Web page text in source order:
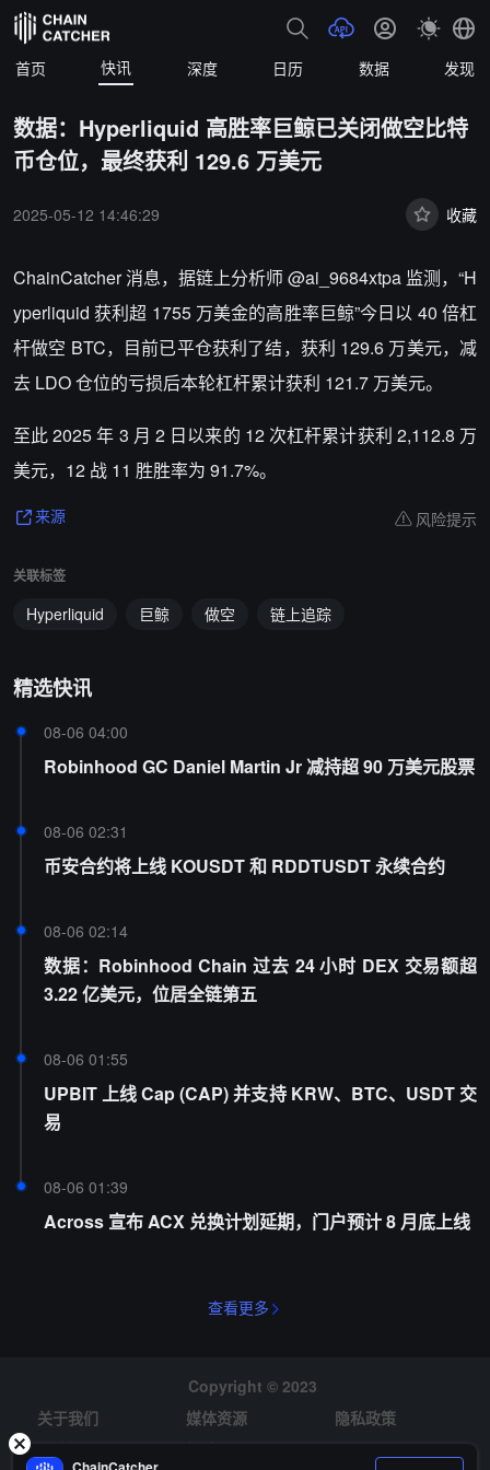
首页 快讯 深度 日历 数据 发现
数据：Hyperliquid 高胜率巨鲸已关闭做空比特
币仓位，最终获利 129.6 万美元
2025-05-12 14:46:29 收藏
ChainCatcher 消息，据链上分析师 @ai_9684xtpa 监测，“H
yperliquid 获利超 1755 万美金的高胜率巨鲸”今日以 40 倍杠
杆做空 BTC，目前已平仓获利了结，获利 129.6 万美元，减
去 LDO 仓位的亏损后本轮杠杆累计获利 121.7 万美元。
至此 2025 年 3 月 2 日以来的 12 次杠杆累计获利 2,112.8 万
美元，12 战 11 胜胜率为 91.7%。
来源 风险提示
关联标签
Hyperliquid 巨鲸 做空 链上追踪
精选快讯
08-06 04:00
Robinhood GC Daniel Martin Jr 减持超 90 万美元股票
08-06 02:31
币安合约将上线 KOUSDT 和 RDDTUSDT 永续合约
08-06 02:14
数据：Robinhood Chain 过去 24 小时 DEX 交易额超
3.22 亿美元，位居全链第五
08-06 01:55
UPBIT 上线 Cap (CAP) 并支持 KRW、BTC、USDT 交
易
08-06 01:39
Across 宣布 ACX 兑换计划延期，门户预计 8 月底上线
查看更多
Copyright © 2023
关于我们
媒体资源
隐私政策
风险提示
招聘